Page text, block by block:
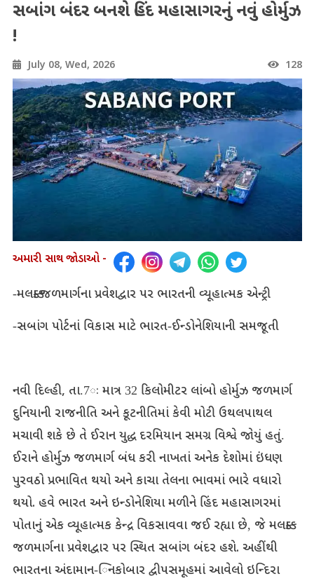
સબાંગ બંદર બનશે હિંદ મહાસાગરનું નવું હોર્મુઝ
!
July 08, Wed, 2026 128
અમારી સાથ જોડાઓ -
-મલક્કા જળમાર્ગના પ્રવેશદ્વાર પર ભારતની વ્યૂહાત્મક એન્ટ્રી
-સબાંગ પોર્ટનાં વિકાસ માટે ભારત-ઈન્ડોનેશિયાની સમજૂતી
નવી દિલ્હી, તા.7ઃ માત્ર32 કિલોમીટર લાંબો હોર્મુઝ જળમાર્ગ
દુનિયાની રાજનીતિ અને કૂટનીતિમાં કેવી મોટી ઉથલપાથલ
મચાવી શકે છે તે ઈરાન યુદ્ધ દરમિયાન સમગ્ર વિશ્વે જોયું હતું.
ઈરાને હોર્મુઝ જળમાર્ગ બંધ કરી નાખતાં અનેક દેશોમાં ઇંધણ
પુરવઠો પ્રભાવિત થયો અને કાચા તેલના ભાવમાં ભારે વધારો
થયો. હવે ભારત અને ઇન્ડોનેશિયા મળીને હિંદ મહાસાગરમાં
પોતાનું એક વ્યૂહાત્મક કેન્દ્ર વિકસાવવા જઈ રહ્યા છે, જે મલક્કા
જળમાર્ગના પ્રવેશદ્વાર પર સ્થિત સબાંગ બંદર હશે. અહીંથી
ભારતના અંદામાન-િનકોબાર દ્વીપસમૂહમાં આવેલો ઇન્દિરા